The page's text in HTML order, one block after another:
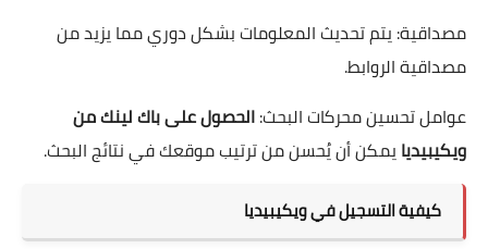
مصداقية: يتم تحديث المعلومات بشكل دوري مما يزيد من
مصداقية الروابط.
عوامل تحسين محركات البحث:الحصول على باك لينك من
ويكيبيديا يمكن أن يُحسن من ترتيب موقعك في نتائج البحث.
كيفية التسجيل في ويكيبيديا